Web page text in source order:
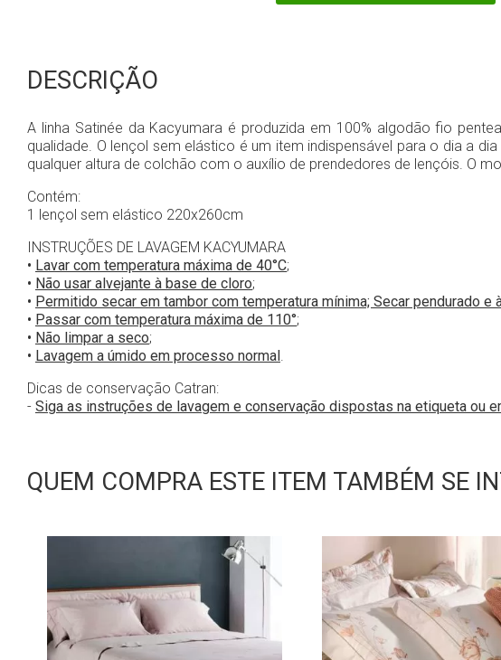
DESCRIÇÃO
A linha Satinée da Kacyumara é produzida em 100% algodão fio
qualidade. O lençol sem elástico é um item indispensável para o dia a
qualquer altura de colchão com o auxílio de prendedores de lençóis. O
Contém:
1 lençol sem elástico 220x260cm
INSTRUÇÕES DE LAVAGEM KACYUMARA
• Lavar com temperatura máxima de 40°C;
• Não usar alvejante à base de cloro;
• Permitido secar em tambor com temperatura mínima; Secar pendurado e
• Passar com temperatura máxima de 110°;
• Não limpar a seco;
• Lavagem a úmido em processo normal.
Dicas de conservação Catran:
- Siga as instruções de lavagem e conservação dispostas na etiqueta ou
QUEM COMPRA ESTE ITEM TAMBÉM SE